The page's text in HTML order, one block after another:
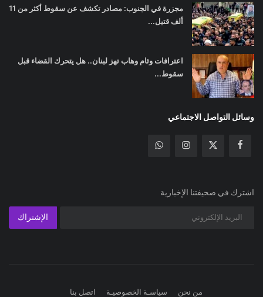
مجزرة في الجنوب: مصادر تكشف عن سقوط أكثر من 11
ألف قتيل...
اعترافات وئام وهاب تهز لبنان.. هل يتحرك القضاء قبل
سقوط...
وسائل التواصل الاجتماعي
اشترك في صحيفتنا الإخبارية
الإشتراك
من نحن سياسـة الخصوصيـة اتصل بنا